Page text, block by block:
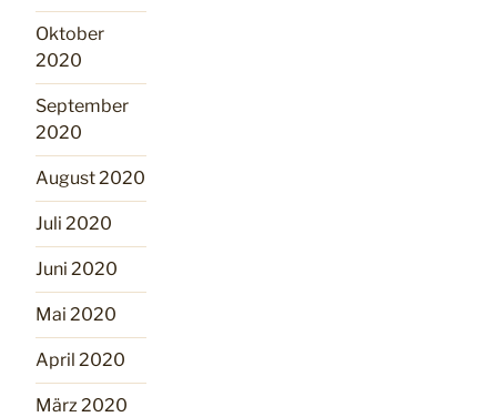
Oktober
2020
September
2020
August 2020
Juli 2020
Juni 2020
Mai 2020
April 2020
März 2020